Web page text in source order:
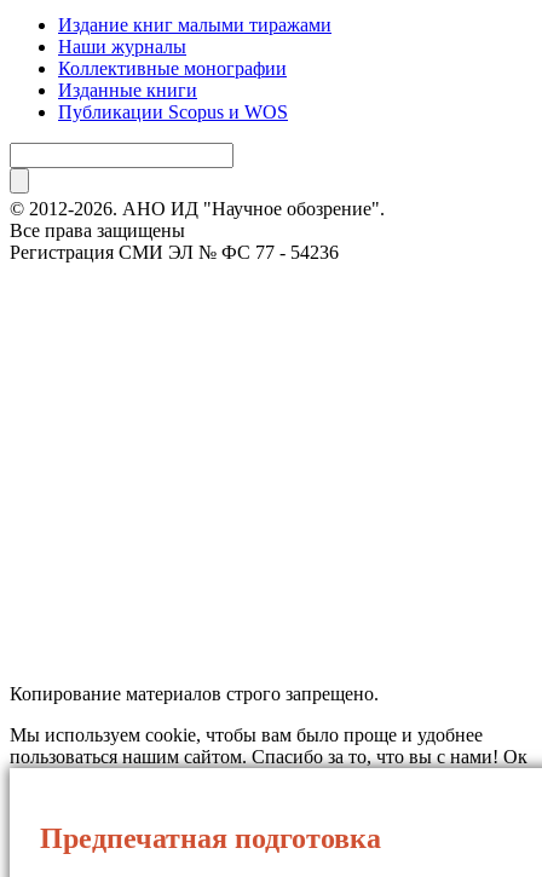
Издание книг малыми тиражами
Наши журналы
Коллективные монографии
Изданные книги
Публикации Scopus и WOS
© 2012-2026. АНО ИД "Научное обозрение".
Все права защищены
Регистрация СМИ ЭЛ № ФС 77 - 54236
Копирование материалов строго запрещено.
Мы используем cookie, чтобы вам было проще и удобнее
пользоваться нашим сайтом. Спасибо за то, что вы с нами!Ок
Предпечатная подготовка